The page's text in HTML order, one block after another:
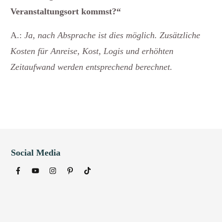
Veranstaltungsort kommst?“
A.: Ja, nach Absprache ist dies möglich. Zusätzliche
Kosten für Anreise, Kost, Logis und erhöhten
Zeitaufwand werden entsprechend berechnet.
Social Media